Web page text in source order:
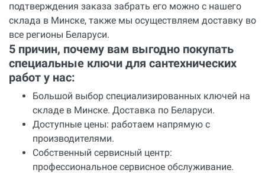
подтверждения заказа забрать его можно с нашего
склада в Минске, также мы осуществляем доставку во
все регионы Беларуси.
5 причин, почему вам выгодно покупать
специальные ключи для сантехнических
работ у нас:
Большой выбор специализированных ключей на
складе в Минске. Доставка по Беларуси.
Доступные цены: работаем напрямую с
производителями.
Собственный сервисный центр:
профессиональное сервисное обслуживание.